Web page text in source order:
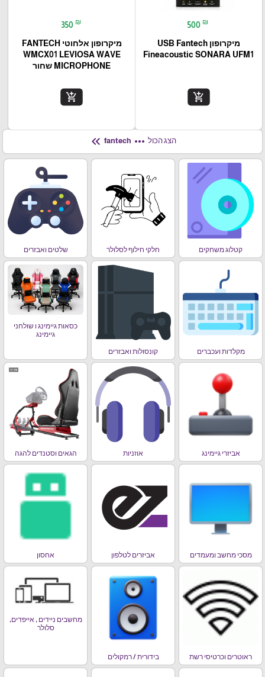
500 ₪
מיקרופון USB Fantech
Fineacoustic SONARA UFM1
add_shopping_cart
350 ₪
מיקרופון אלחוטי FANTECH
WMCX01 LEVIOSA WAVE
MICROPHONE שחור
add_shopping_cart
הצג הכול more_horiz
keyboard_double_arrow_left
קטלוג משחקים חלקי חילוף לסלולר שלטים ואבזרים
מקלדות ועכברים קונסולות ואבזרים
כסאות גיימינג ו שולחני
גיימינג
אביזרי גיימינג אוזניות הגאים וסטנדים להגה
מסכי מחשב ומעמדים אביזרים לטלפון אחסון
ראוטרים וכרטיסי רשת בידורית / רמקולים
מחשבים ניידים , אייפדים,
סלולר